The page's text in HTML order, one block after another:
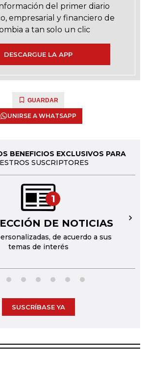
del primer diario
empresarial y financiero de
a tan solo un clic
DESCARGUE LA APP
GUARDAR
UNIRSE A WHATSAPP
BENEFICIOS EXCLUSIVOS PARA
SUSCRIPTORES
1
DE NOTICIAS
de acuerdo a sus
temas de interés
→
SUSCRÍBASE YA